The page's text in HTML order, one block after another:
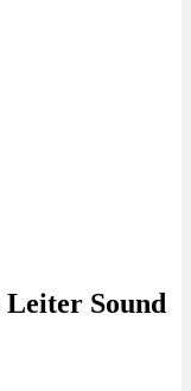
Sound